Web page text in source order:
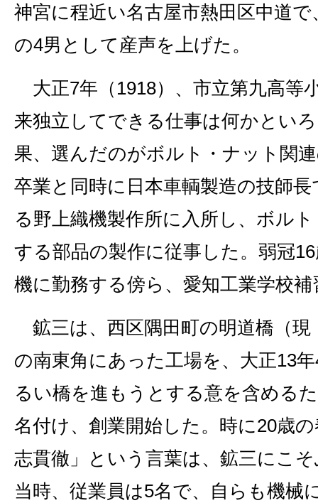
神宮に程近い名古屋市熱田区中道
の4男として産声を上げた。
大正7年（1918）、市立第九高等
来独立してできる仕事は何かとい
果、選んだのがボルト・ナット関
卒業と同時に日本車輌製造の技師
る野上織機製作所に入所し、ボル
する部品の製作に従事した。弱冠
機に勤務する傍ら、愛知工業学校
鉱三は、西区隅田町の明道橋（現
の南東角にあった工場を、大正13
るい橋を進もうとする意を含める
名付け、創業開始した。時に20歳
志貫徹」という言葉は、鉱三にこ
当時、従業員は5名で、自らも機械